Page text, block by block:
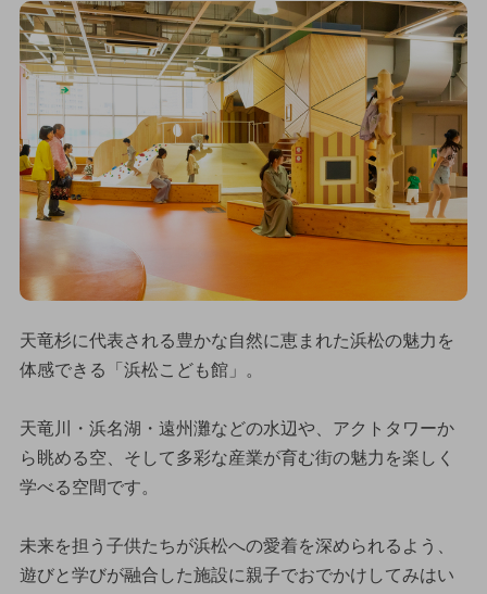
天竜杉に代表される豊かな自然に恵まれた浜松の魅力を
体感できる「浜松こども館」。
天竜川・浜名湖・遠州灘などの水辺や、アクトタワーか
ら眺める空、そして多彩な産業が育む街の魅力を楽しく
学べる空間です。
未来を担う子供たちが浜松への愛着を深められるよう、
遊びと学びが融合した施設に親子でおでかけしてみはい